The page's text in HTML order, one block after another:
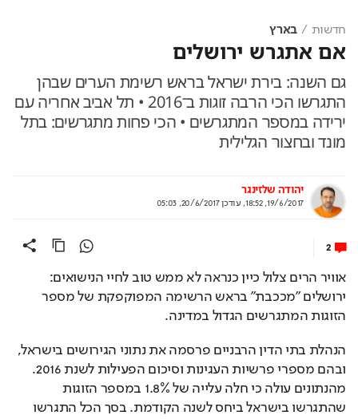
חדשות בארץ
אם אתגרש ירושלים
גם השנה: בירת ישראל בראש רשימת הערים שבהן
התגרשו הכי הרבה זוגות ב־2016 • תל אביב אחריה עם
ירידה במספר המתגרשים • הכי פחות מתגרשים: בתל
מונד ובחצור הגלילית
יהודה שלזינגר
19/6/2017, 18:52
,עודכן20/6/2017, 05:03
2
אוויר הרים צלול כיין כנראה לא ממש טוב לחיי הנישואים:
ירושלים "מככבת" בראש הרשימה המפוקפקת של מספר
הזוגות המתגרשים הגדול במדינה.
הנהלת בתי הדין הרבניים פרסמה את נתוני הגירושים בישראל,
ובהם מספרי פרשיות העגינות וסיכום הפעילות לשנת 2016.
מהנתונים עולה כי חלה עלייה של 1.8% במספר הזוגות
שהתגרשו בישראל ביחס לשנה הקודמת. בסך הכל התגרשו